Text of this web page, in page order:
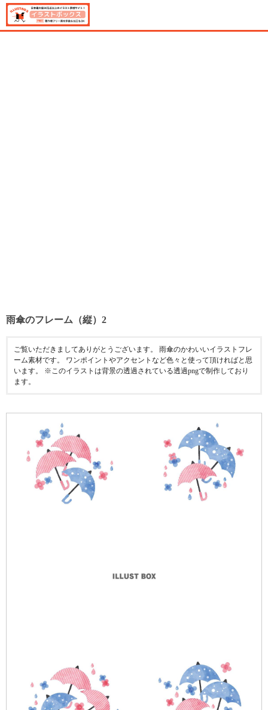
雨傘のフレーム（縦）2
ご覧いただきましてありがとうございます。 雨傘のかわいいイラストフレ
ーム素材です。 ワンポイントやアクセントなど色々と使って頂ければと思
います。 ※このイラストは背景の透過されている透過pngで制作しており
ます。